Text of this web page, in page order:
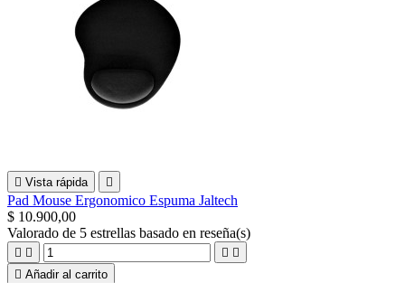
 Vista rápida 
Pad Mouse Ergonomico Espuma Jaltech
$ 10.900,00
Valorado de 5 estrellas basado en reseña(s)
   
 Añadir al carrito